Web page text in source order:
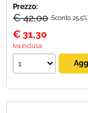
Prezzo:
€ 42,00 Sconto 25.5%
€ 31,30
Iva inclusa